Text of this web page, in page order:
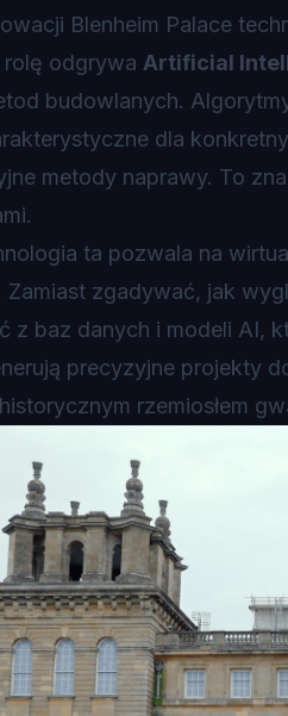
Blenheim Palace
odgrywa Artificial
budowlanych.
dla
metody naprawy. To
ta pozwala na
Zamiast zgadywać, jak
z baz danych i modeli AI,
precyzyjne projekty
rzemiosłem